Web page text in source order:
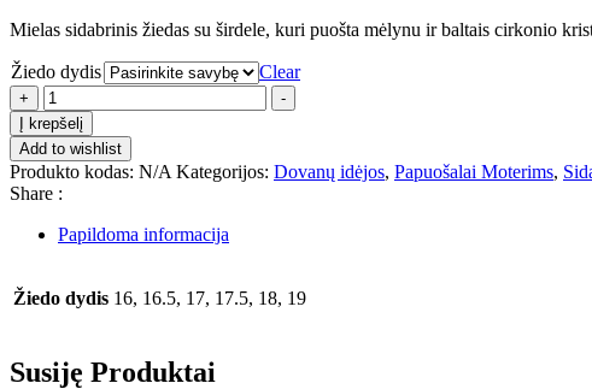
Mielas sidabrinis žiedas su širdele, kuri puošta mėlynu ir baltais cirkonio
Žiedo dydis Clear
+
-
Į krepšelį
Add to wishlist
Produkto kodas: N/A Kategorijos: Dovanų idėjos, Papuošalai Moterims,
Share :
Papildoma informacija
Žiedo dydis 16, 16.5, 17, 17.5, 18, 19
Susiję Produktai